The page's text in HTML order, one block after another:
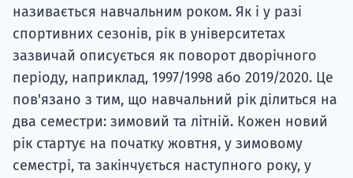
називається навчальним роком. Як і у разі
спортивних сезонів, рік в університетах
зазвичай описується як поворот дворічного
періоду, наприклад, 1997/1998 або 2019/2020. Це
пов'язано з тим, що навчальний рік ділиться на
два семестри: зимовий та літній. Кожен новий
рік стартує на початку жовтня, у зимовому
семестрі, та закінчується наступного року, у